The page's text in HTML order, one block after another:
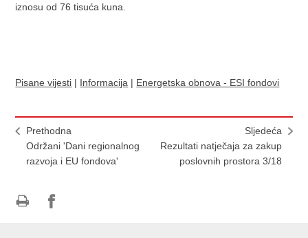
iznosu od 76 tisuća kuna.
Pisane vijesti | Informacija | Energetska obnova - ESI fondovi
Prethodna
Održani 'Dani regionalnog
razvoja i EU fondova'
Sljedeća
Rezultati natječaja za zakup
poslovnih prostora 3/18